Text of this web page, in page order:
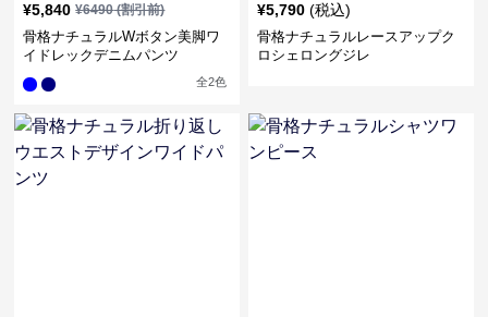
¥5,840 ¥6490(割引前)
骨格ナチュラルWボタン美脚ワ
イドレックデニムパンツ
全2色
¥5,790 (税込)
骨格ナチュラルレースアップク
ロシェロングジレ